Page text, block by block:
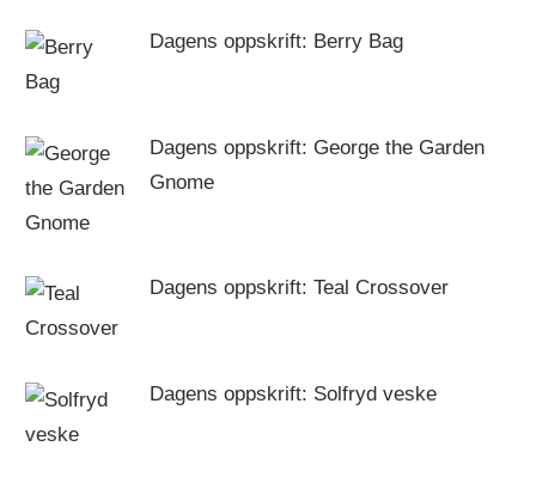
Dagens oppskrift: Berry Bag
Dagens oppskrift: George the Garden
Gnome
Dagens oppskrift: Teal Crossover
Dagens oppskrift: Solfryd veske